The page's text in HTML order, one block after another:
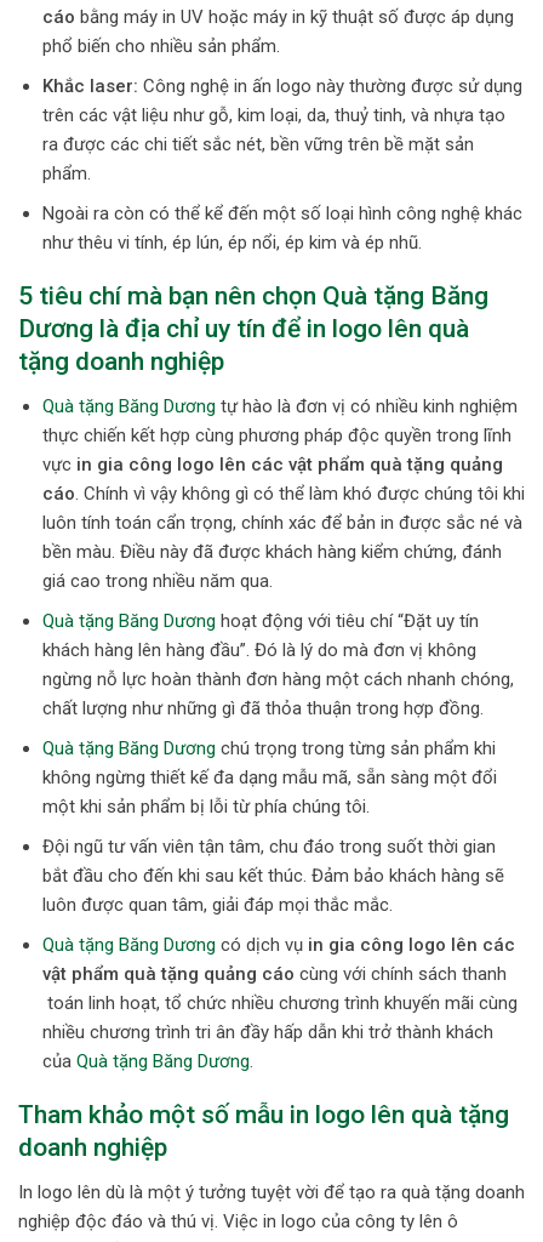
cáo bằng máy in UV hoặc máy in kỹ thuật số được áp dụng
phổ biến cho nhiều sản phẩm.
Khắc laser: Công nghệ in ấn logo này thường được sử dụng
trên các vật liệu như gỗ, kim loại, da, thuỷ tinh, và nhựa tạo
ra được các chi tiết sắc nét, bền vững trên bề mặt sản
phẩm.
Ngoài ra còn có thể kể đến một số loại hình công nghệ khác
như thêu vi tính, ép lún, ép nổi, ép kim và ép nhũ.
5 tiêu chí mà bạn nên chọn Quà tặng Băng
Dương là địa chỉ uy tín để in logo lên quà
tặng doanh nghiệp
Quà tặng Băng Dương tự hào là đơn vị có nhiều kinh nghiệm
thực chiến kết hợp cùng phương pháp độc quyền trong lĩnh
vựcin gia công logo lên các vật phẩm quà tặng quảng
cáo. Chính vì vậy không gì có thể làm khó được chúng tôi khi
luôn tính toán cẩn trọng, chính xác để bản in được sắc né và
bền màu. Điều này đã được khách hàng kiểm chứng, đánh
giá cao trong nhiều năm qua.
Quà tặng Băng Dương hoạt động với tiêu chí “Đặt uy tín
khách hàng lên hàng đầu”. Đó là lý do mà đơn vị không
ngừng nỗ lực hoàn thành đơn hàng một cách nhanh chóng,
chất lượng như những gì đã thỏa thuận trong hợp đồng.
Quà tặng Băng Dương chú trọng trong từng sản phẩm khi
không ngừng thiết kế đa dạng mẫu mã, sẵn sàng một đổi
một khi sản phẩm bị lỗi từ phía chúng tôi.
Đội ngũ tư vấn viên tận tâm, chu đáo trong suốt thời gian
bắt đầu cho đến khi sau kết thúc. Đảm bảo khách hàng sẽ
luôn được quan tâm, giải đáp mọi thắc mắc.
Quà tặng Băng Dương có dịch vụ in gia công logo lên các
vật phẩm quà tặng quảng cáo cùng với chính sách thanh
toán linh hoạt, tổ chức nhiều chương trình khuyến mãi cùng
nhiều chương trình tri ân đầy hấp dẫn khi trở thành khách
của Quà tặng Băng Dương.
Tham khảo một số mẫu in logo lên quà tặng
doanh nghiệp
In logo lên dù là một ý tưởng tuyệt vời để tạo ra quà tặng doanh
nghiệp độc đáo và thú vị. Việc in logo của công ty lên ô